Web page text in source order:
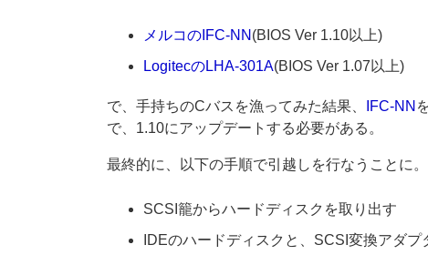
メルコのIFC-NN (BIOS Ver 1.10以上)
LogitecのLHA-301A(BIOS Ver 1.07以上)
で、手持ちのCバスを漁ってみた結果、 IFC-NN
で、1.10にアップデートする必要がある。
最終的に、以下の手順で引越しを行なうことに。
SCSI籠からハードディスクを取り出す
IDEのハードディスクと、SCSI変換アダ